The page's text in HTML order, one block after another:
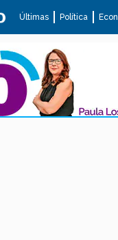
Últimas Política